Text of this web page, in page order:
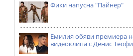
Фики напусна "Пайнер"
Емилия обяви премиера
видеоклипа с Денис